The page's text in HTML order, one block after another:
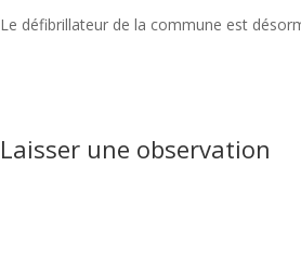
Le défibrillateur de la commune est
Laisser une observation